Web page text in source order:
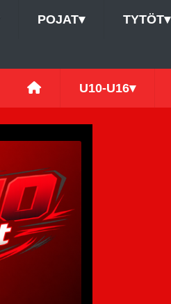
POJAT▾ TYTÖT▾
U10-U16▾